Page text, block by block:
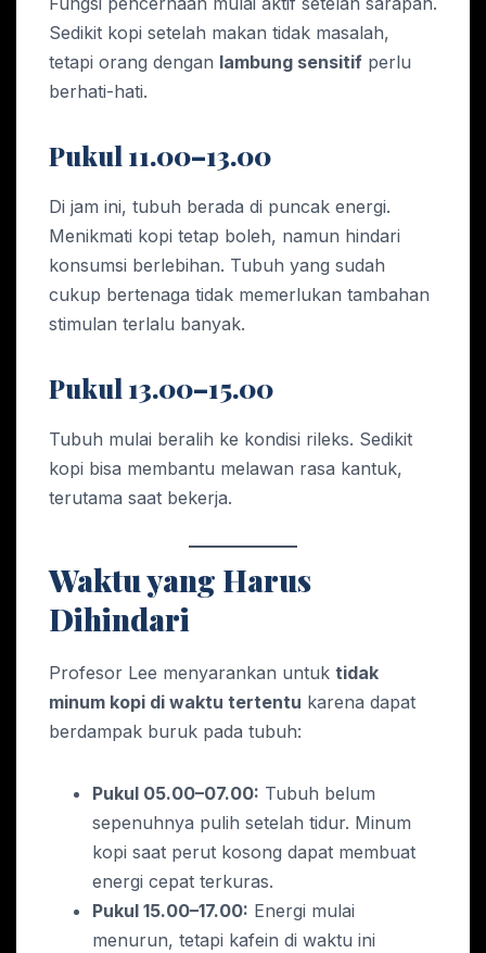
Sedikit kopi setelah makan tidak masalah,
tetapi orang dengan lambung sensitif perlu
berhati-hati.
Pukul 11.00–13.00
Di jam ini, tubuh berada di puncak energi.
Menikmati kopi tetap boleh, namun hindari
konsumsi berlebihan. Tubuh yang sudah
cukup bertenaga tidak memerlukan tambahan
stimulan terlalu banyak.
Pukul 13.00–15.00
Tubuh mulai beralih ke kondisi rileks. Sedikit
kopi bisa membantu melawan rasa kantuk,
terutama saat bekerja.
Waktu yang Harus
Dihindari
Profesor Lee menyarankan untuk tidak
minum kopi di waktu tertentu karena dapat
berdampak buruk pada tubuh:
Pukul 05.00–07.00: Tubuh belum
sepenuhnya pulih setelah tidur. Minum
kopi saat perut kosong dapat membuat
energi cepat terkuras.
Pukul 15.00–17.00: Energi mulai
menurun, tetapi kafein di waktu ini